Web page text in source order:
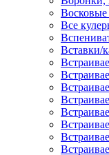
Восковые
Все
Вставки/